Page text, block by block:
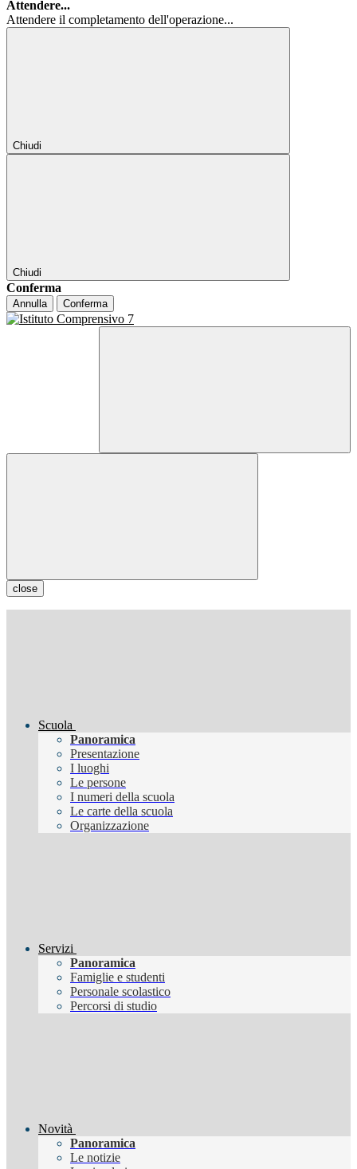
Attendere...
Attendere il completamento dell'operazione...
Chiudi
Chiudi
Conferma
Annulla Conferma
close
Scuola
Panoramica
Presentazione
I luoghi
Le persone
I numeri della scuola
Le carte della scuola
Organizzazione
Servizi
Panoramica
Famiglie e studenti
Personale scolastico
Percorsi di studio
Novità
Panoramica
Le notizie